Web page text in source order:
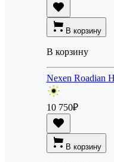
В корзину
В корзину
Nexen Roadian
10 750₽
В корзину